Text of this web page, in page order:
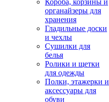
Короба, корзины и
органайзеры для
хранения
Гладильные доски
и чехлы
Сушилки для
белья
Ролики и щетки
для одежды
Полки, этажерки и
аксессуары для
обуви